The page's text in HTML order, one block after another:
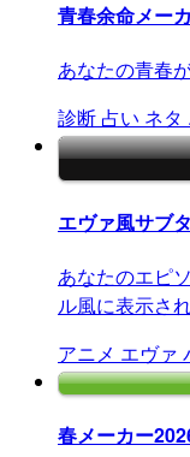
青春余命メー
あなたの青春
診断 占い ネタ
エヴァ風サブ
あなたのエピ
ル風に表示さ
アニメ エヴァ
春メーカー